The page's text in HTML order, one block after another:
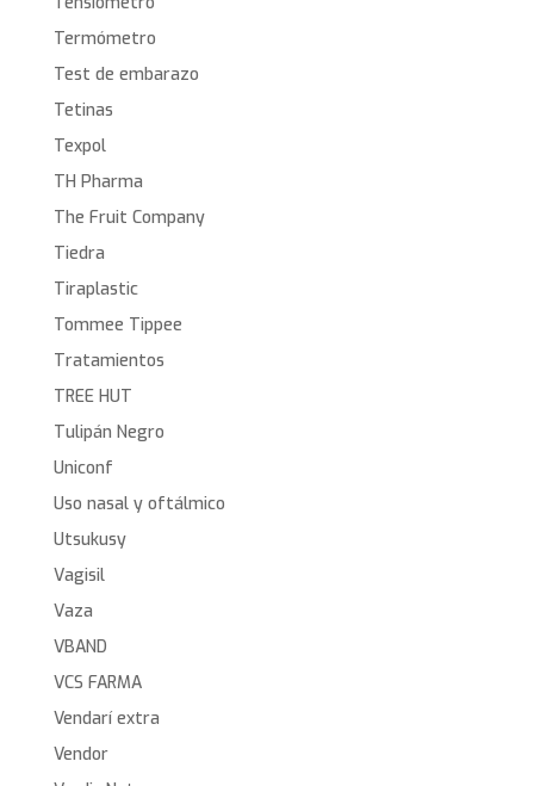
Termómetro
Test de embarazo
Tetinas
Texpol
TH Pharma
The Fruit Company
Tiedra
Tiraplastic
Tommee Tippee
Tratamientos
TREE HUT
Tulipán Negro
Uniconf
Uso nasal y oftálmico
Utsukusy
Vagisil
Vaza
VBAND
VCS FARMA
Vendarí extra
Vendor